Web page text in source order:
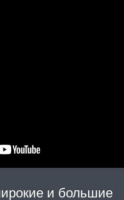
и большие